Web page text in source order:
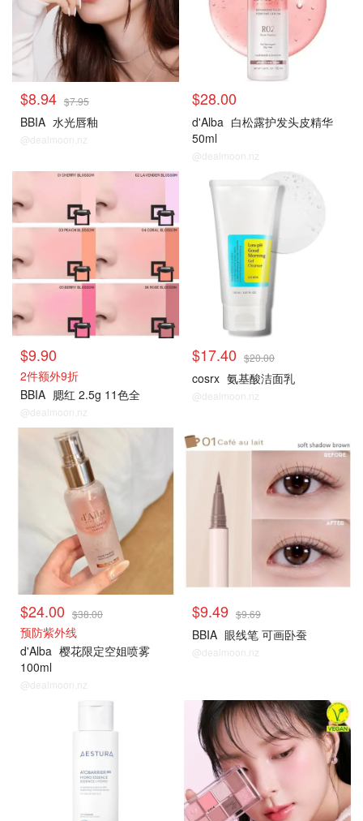
$8.94 $7.95
BBIA 水光唇釉
@dealmoon.nz
$28.00
d'Alba 白松露护发头皮精华
50ml
@dealmoon.nz
$9.90
2件额外9折
BBIA 腮红 2.5g 11色全
@dealmoon.nz
$17.40 $20.00
cosrx 氨基酸洁面乳
@dealmoon.nz
$24.00 $38.00
预防紫外线
d'Alba 樱花限定空姐喷雾
100ml
@dealmoon.nz
$9.49 $9.69
BBIA 眼线笔 可画卧蚕
@dealmoon.nz